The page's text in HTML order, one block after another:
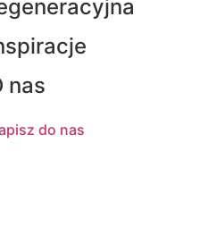
nas
do nas